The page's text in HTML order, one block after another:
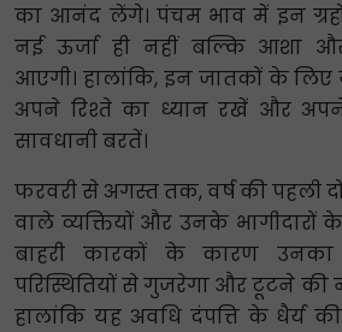
का आनंद लेंगे। पंचम भाव में इन
नई ऊर्जा ही नहीं बल्कि आशा
आएगी। हालांकि, इन जातकों के
अपने रिश्ते का ध्यान रखें और
सावधानी बरतें।
फरवरी से अगस्त तक, वर्ष की पहली दो
वाले व्यक्तियों और उनके भागीदारों
बाहरी कारकों के कारण उनका
परिस्थितियों से गुजरेगा और टूटने की
हालांकि यह अवधि दंपत्ति के धैर्य